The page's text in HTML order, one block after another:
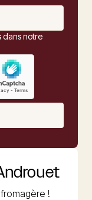
dans notre
!